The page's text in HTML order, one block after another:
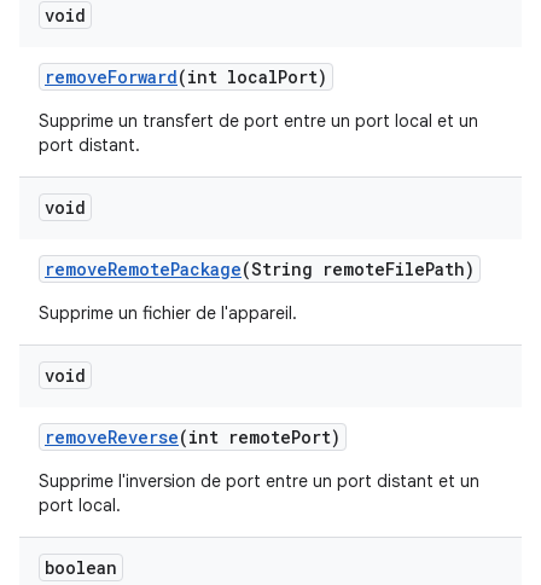
void
removeForward(int localPort)
Supprime un transfert de port entre un port local et un
port distant.
void
removeRemotePackage(String remoteFilePath)
Supprime un fichier de l'appareil.
void
removeReverse(int remotePort)
Supprime l'inversion de port entre un port distant et un
port local.
boolean